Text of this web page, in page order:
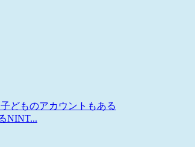
どものアカウントもある
NINT...